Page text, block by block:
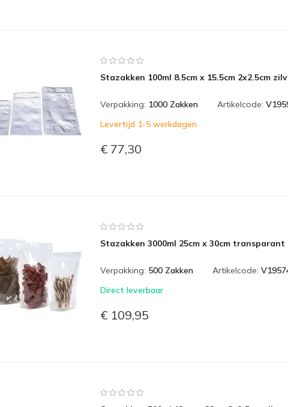
Stazakken 100ml 8.5cm x 15.5cm 2x2.5cm
Verpakking: 1000 Zakken Artikelcode:
Levertijd 1-5 werkdagen
€ 77,30
Stazakken 3000ml 25cm x 30cm
Verpakking: 500 Zakken Artikelcode:
Direct leverbaar
€ 109,95